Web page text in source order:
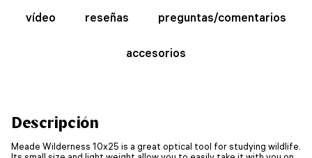
vídeo reseñas preguntas/comentarios
accesorios
Descripción
Meade Wilderness 10x25 is a great optical tool for studying wildlife.